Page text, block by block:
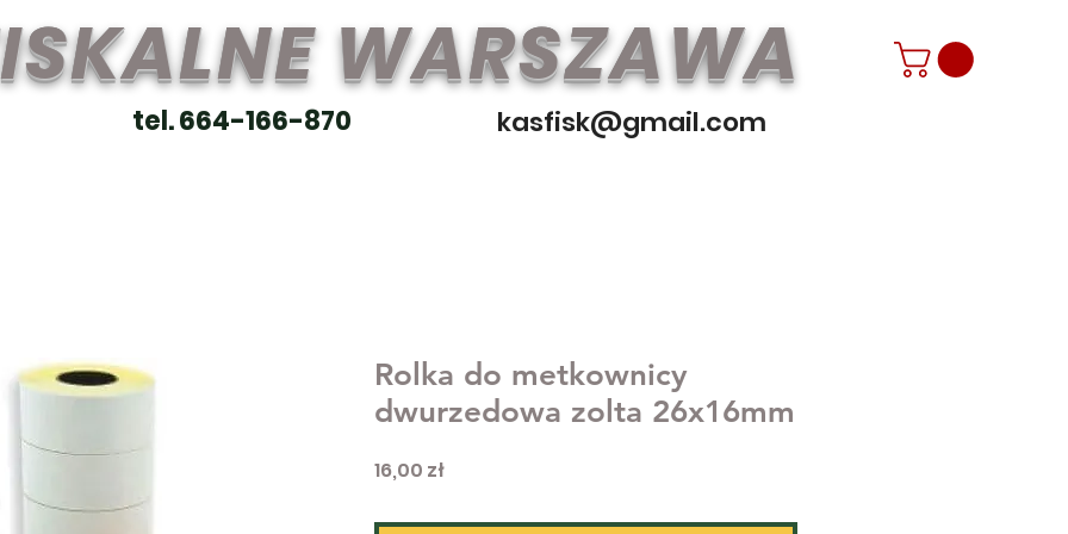
WARSZAWA
tel. 664-166-870 kasfisk@gmail.com
Rolka do metkownicy
dwurzedowa zolta 26x16mm
16,00 złCena